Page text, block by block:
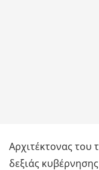
Αρχιτέκτονας του
δεξιάς